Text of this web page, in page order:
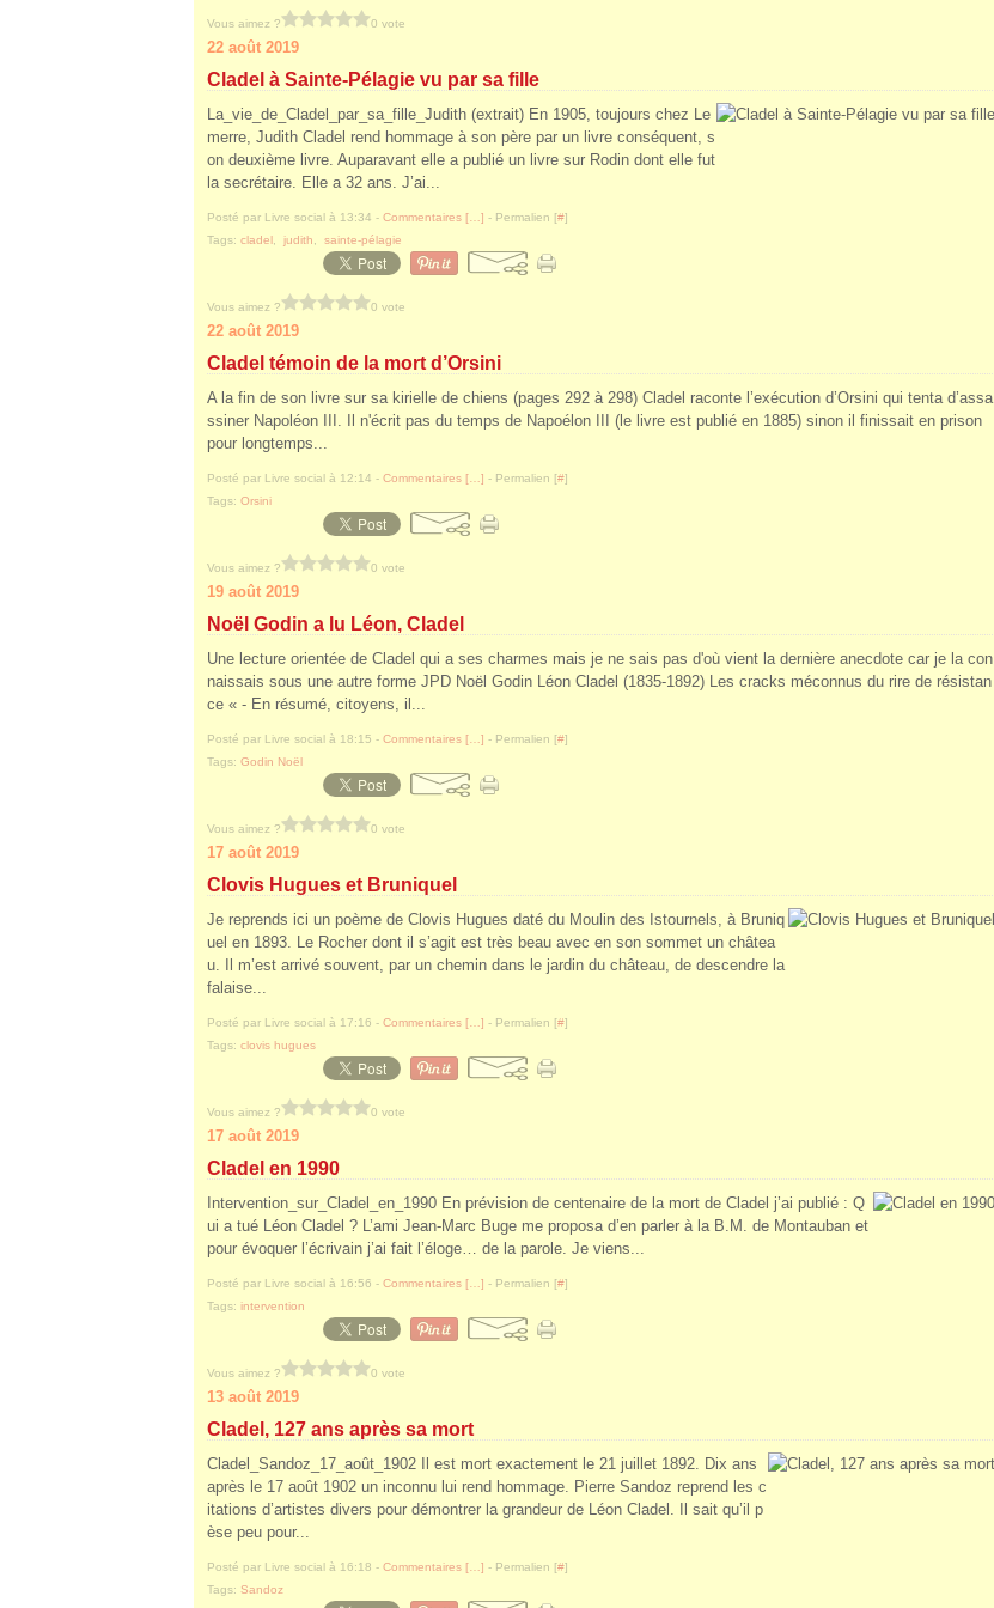
Vous aimez ? 0 vote
22 août 2019
Cladel à Sainte-Pélagie vu par sa fille
La_vie_de_Cladel_par_sa_fille_Judith (extrait) En 1905, toujours chez Le
merre, Judith Cladel rend hommage à son père par un livre conséquent, s
on deuxième livre. Auparavant elle a publié un livre sur Rodin dont elle fut
la secrétaire. Elle a 32 ans. J’ai...
Posté par Livre social à 13:34 - Commentaires [ ] - Permalien [#]
Tags: cladel judith sainte-pélagie
Vous aimez ? 0 vote
22 août 2019
Cladel témoin de la mort d’Orsini
A la fin de son livre sur sa kirielle de chiens (pages 292 à 298) Cladel raconte l’exécution d’Orsini qui tenta d’assa
ssiner Napoléon III. Il n'écrit pas du temps de Napoélon III (le livre est publié en 1885) sinon il finissait en prison
pour longtemps...
Posté par Livre social à 12:14 - Commentaires [ ] - Permalien [#]
Tags: Orsini
Vous aimez ? 0 vote
19 août 2019
Noël Godin a lu Léon, Cladel
Une lecture orientée de Cladel qui a ses charmes mais je ne sais pas d'où vient la dernière anecdote car je la con
naissais sous une autre forme JPD Noël Godin Léon Cladel (1835-1892) Les cracks méconnus du rire de résistan
ce « - En résumé, citoyens, il...
Posté par Livre social à 18:15 - Commentaires [ ] - Permalien [#]
Tags: Godin Noël
Vous aimez ? 0 vote
17 août 2019
Clovis Hugues et Bruniquel
Je reprends ici un poème de Clovis Hugues daté du Moulin des Istournels, à Bruniq
uel en 1893. Le Rocher dont il s’agit est très beau avec en son sommet un châtea
u. Il m’est arrivé souvent, par un chemin dans le jardin du château, de descendre la
falaise...
Posté par Livre social à 17:16 - Commentaires [ ] - Permalien [#]
Tags: clovis hugues
Vous aimez ? 0 vote
17 août 2019
Cladel en 1990
Intervention_sur_Cladel_en_1990 En prévision de centenaire de la mort de Cladel j’ai publié : Q
ui a tué Léon Cladel ? L’ami Jean-Marc Buge me proposa d’en parler à la B.M. de Montauban et
pour évoquer l’écrivain j’ai fait l’éloge… de la parole. Je viens...
Posté par Livre social à 16:56 - Commentaires [ ] - Permalien [#]
Tags: intervention
Vous aimez ? 0 vote
13 août 2019
Cladel, 127 ans après sa mort
Cladel_Sandoz_17_août_1902 Il est mort exactement le 21 juillet 1892. Dix ans
après le 17 août 1902 un inconnu lui rend hommage. Pierre Sandoz reprend les c
itations d’artistes divers pour démontrer la grandeur de Léon Cladel. Il sait qu’il p
èse peu pour...
Posté par Livre social à 16:18 - Commentaires [ ] - Permalien [#]
Tags: Sandoz